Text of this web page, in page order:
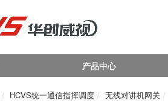
产品中心
HCVS统一通信指挥调度 无线对讲机网关